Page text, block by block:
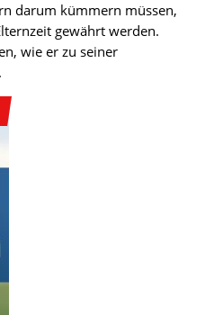
darum kümmern müssen,
gewährt werden.
wie er zu seiner